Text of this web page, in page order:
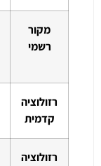
מקור
רשמי
רזולוציה
קדמית
רזולוציה